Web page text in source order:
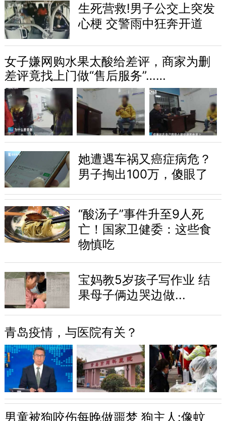
生死营救!男子公交上突发
心梗 交警雨中狂奔开道
女子嫌网购水果太酸给差评，商家为删
差评竟找上门做“售后服务”……
她遭遇车祸又癌症病危？
男子掏出100万，傻眼了
“酸汤子”事件升至9人死
亡！国家卫健委：这些食
物慎吃
宝妈教5岁孩子写作业 结
果母子俩边哭边做...
青岛疫情，与医院有关？
男童被狗咬伤每晚做噩梦 狗主人:像蚊